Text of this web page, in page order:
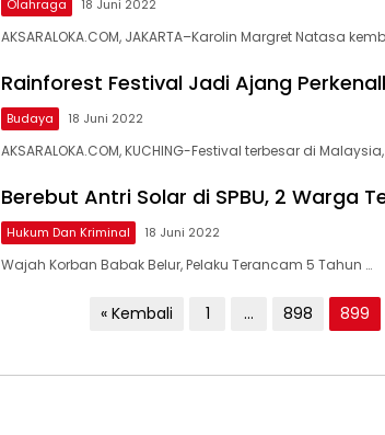
Olahraga 18 Juni 2022
AKSARALOKA.COM, JAKARTA–Karolin Margret Natasa
Rainforest Festival Jadi Ajang
Budaya 18 Juni 2022
AKSARALOKA.COM, KUCHING-Festival terbesar di
Berebut Antri Solar di SPBU, 2 Warga
Hukum Dan Kriminal 18 Juni 2022
Wajah Korban Babak Belur, Pelaku Terancam 5 Tahun …
Paginasi« Kembali 1 … 898 899